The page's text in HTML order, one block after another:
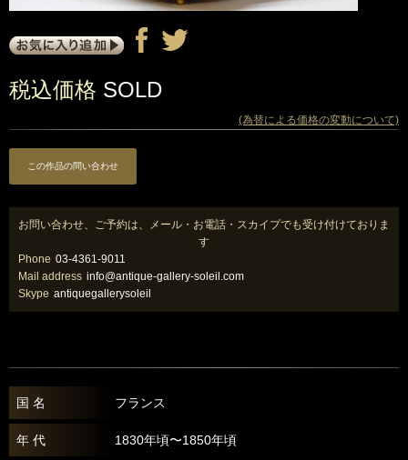
税込価格 SOLD
(為替による価格の変動について)
この作品の問い合わせ
お問い合わせ、ご予約は、メール・お電話・スカイプでも受け付けておりま
す
Phone 03-4361-9011
Mail address info@antique-gallery-soleil.com
Skype antiquegallerysoleil
国 名 フランス
年 代 1830年頃〜1850年頃